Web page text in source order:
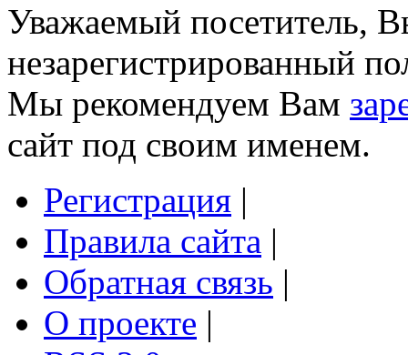
Уважаемый посетитель,
незарегистрированный
Мы рекомендуем Вам
сайт под своим именем.
Регистрация |
Правила сайта |
Обратная связь |
О проекте |